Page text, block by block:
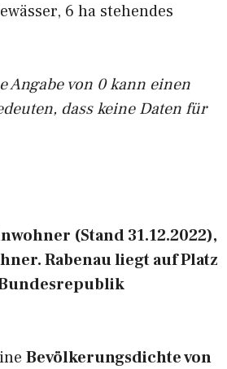
6 ha stehendes
Angabe von 0 kann einen
dass keine Daten für
(Stand 31.12.2022),
Rabenau liegt auf Platz
Bevölkerungsdichte von